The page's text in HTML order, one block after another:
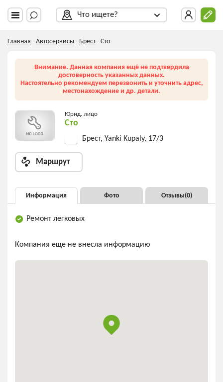
Что ищете?
Главная - Автосервисы - Брест- Сто
Внимание. Данная компания ещё не подтвердила
достоверность указанных данных.
Настоятельно рекомендуем перезвонить и уточнить адрес,
местонахождение и др. детали.
Юрид. лицо
Сто
Брест, Yanki Kupaly, 17/3
Маршрут
Информация Фото Отзывы(0)
Ремонт легковых
Компания еще не внесла информацию